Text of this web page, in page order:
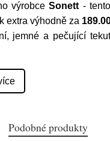
výrobceSonett -
extra výhodně za
jemné a pečující
Podobné produkty